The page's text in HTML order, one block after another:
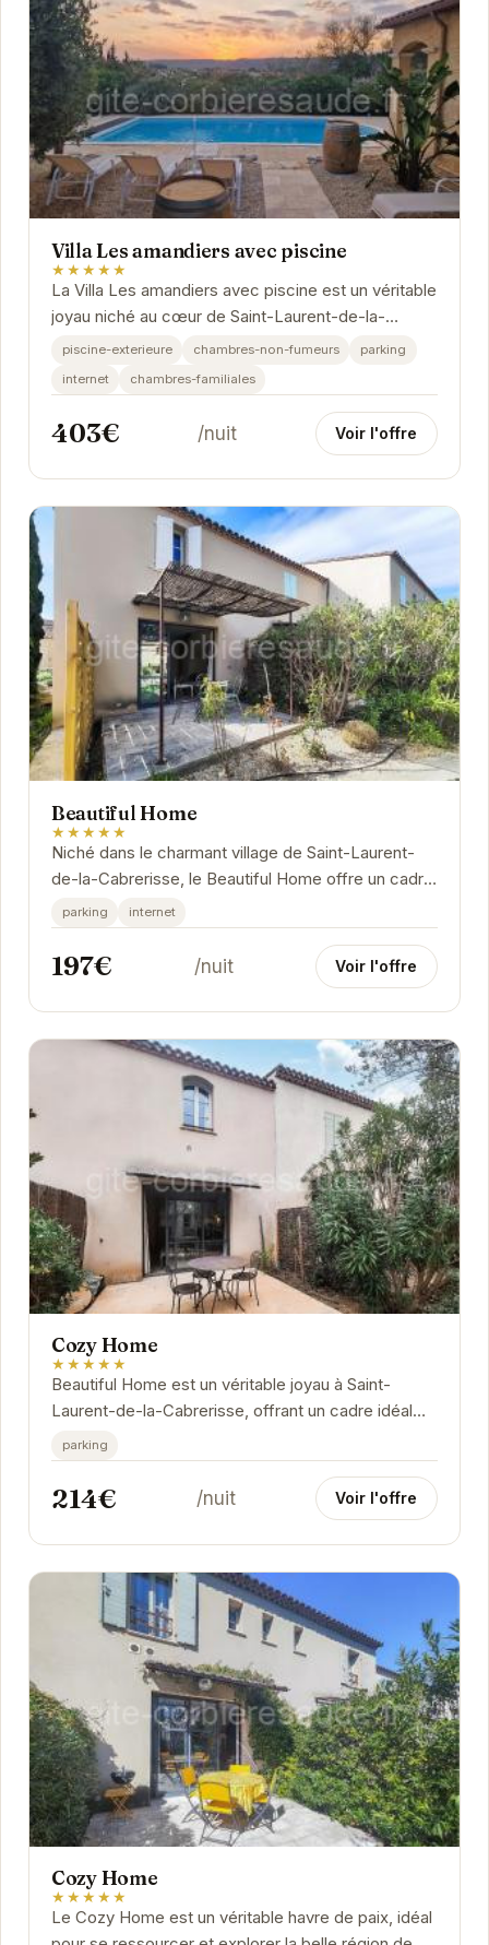
Villa Les amandiers avec piscine
★★★★★
La Villa Les amandiers avec piscine est un véritable
joyau niché au cœur de Saint-Laurent-de-la-
Cabrerisse. Avec sa piscine extérieure...
piscine-exterieure chambres-non-fumeurs
parking
internet
chambres-familiales
403€ /nuit Voir l'offre
Beautiful Home
★★★★★
Niché dans le charmant village de Saint-Laurent-
de-la-Cabrerisse, le Beautiful Home offre un cadre
idyllique pour des vacances inoubliables.
parking internet
197€ /nuit Voir l'offre
Cozy Home
★★★★★
Beautiful Home est un véritable joyau à Saint-
Laurent-de-la-Cabrerisse, offrant un cadre idéal
pour une escapade relaxante.
parking
214€ /nuit Voir l'offre
Cozy Home
★★★★★
Le Cozy Home est un véritable havre de paix, idéal